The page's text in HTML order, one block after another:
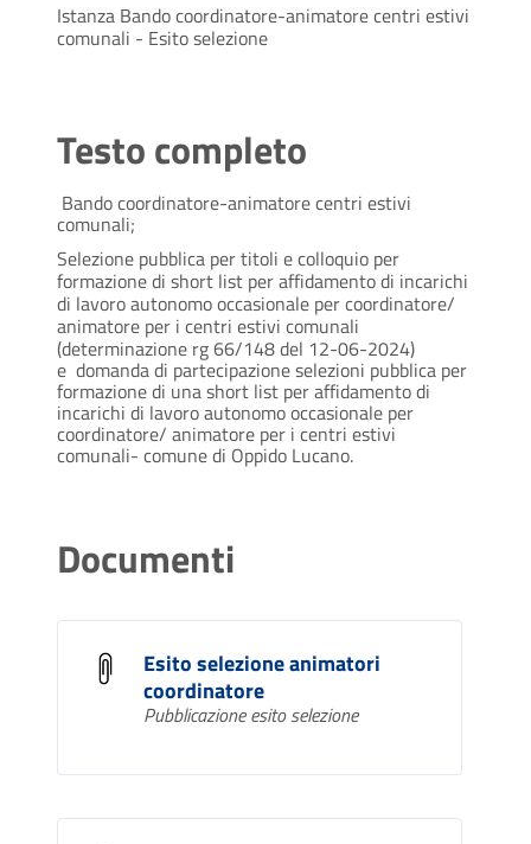
Istanza Bando coordinatore-animatore centri estivi
comunali - Esito selezione
Testo completo
Bando coordinatore-animatore centri estivi
comunali;
Selezione pubblica per titoli e colloquio per
formazione di short list per affidamento di incarichi
di lavoro autonomo occasionale per coordinatore/
animatore per i centri estivi comunali
(determinazione rg 66/148 del 12-06-2024)
e domanda di partecipazione selezioni pubblica per
formazione di una short list per affidamento di
incarichi di lavoro autonomo occasionale per
coordinatore/ animatore per i centri estivi
comunali- comune di Oppido Lucano.
Documenti
Esito selezione animatori
coordinatore
Pubblicazione esito selezione